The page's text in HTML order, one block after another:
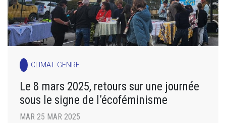
CLIMAT GENRE
Le 8 mars 2025, retours sur une journée
sous le signe de l’écoféminisme
MAR 25 MAR 2025